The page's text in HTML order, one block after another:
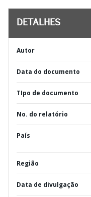
DETALHES
Autor
Data do documento
TIpo de documento
No. do relatório
País
Região
Data de divulgação